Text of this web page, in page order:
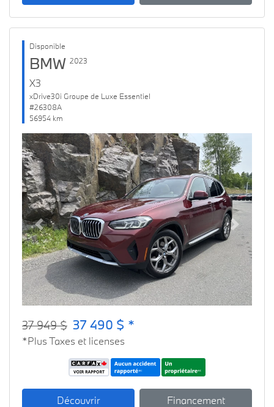
Disponible
BMW 2023
X3
xDrive30i Groupe de Luxe Essentiel
#26308A
56954 km
Previous Next
37 949 $ 37 490 $ *
*Plus Taxes et licenses
Découvrir Financement